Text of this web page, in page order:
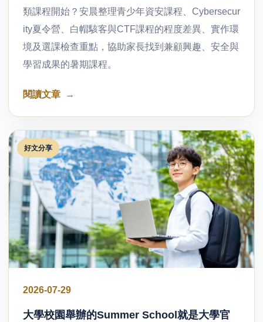
類課程開始？安晨整理青少年資安課程、Cybersecur
ity夏令營、白帽駭客與CTF課程的程度差異、實作環
境及選課檢查重點，協助家長找到兼顧興趣、安全與
學習成果的暑期課程。
閱讀文章
好文分享
2026-07-29
大學校園舉辦的Summer School就是大學官